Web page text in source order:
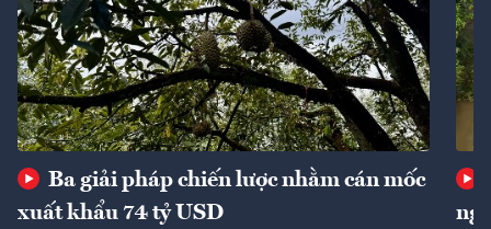
Ba giải pháp chiến lược nhằm cán mốc
xuất khẩu 74 tỷ USD